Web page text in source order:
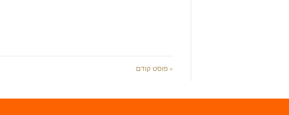
« פוסט קודם